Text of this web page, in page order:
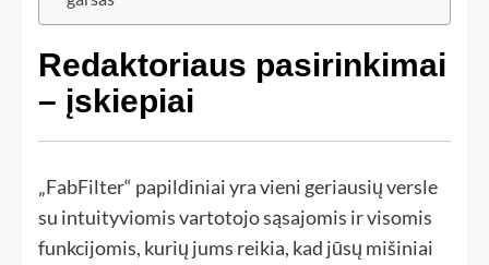
Redaktoriaus pasirinkimai
– įskiepiai
„FabFilter“ papildiniai yra vieni geriausių versle
su intuityviomis vartotojo sąsajomis ir visomis
funkcijomis, kurių jums reikia, kad jūsų mišiniai